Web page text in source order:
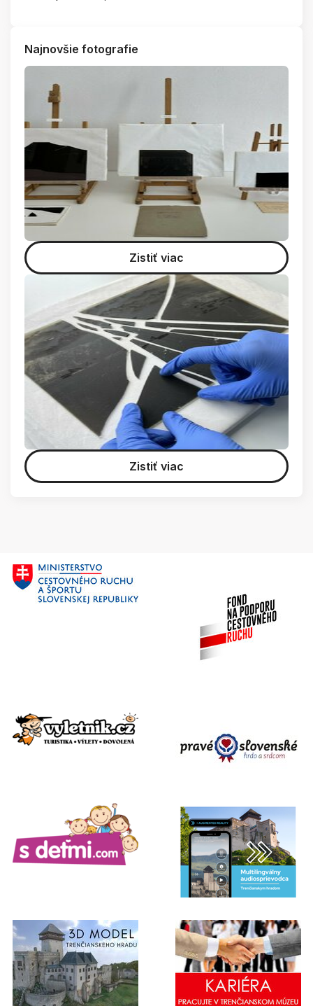
Najnovšie fotografie
Zistiť viac
Zistiť viac